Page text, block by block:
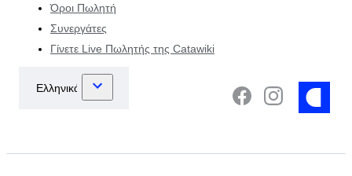
Όροι Πωλητή
Συνεργάτες
Γίνετε Live Πωλητής της Catawiki